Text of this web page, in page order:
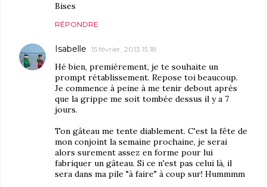
Bises
RÉPONDRE
Isabelle 15 février, 2013 15:18
Hé bien, premièrement, je te souhaite un
prompt rétablissement. Repose toi beaucoup.
Je commence à peine à me tenir debout après
que la grippe me soit tombée dessus il y a 7
jours.
Ton gâteau me tente diablement. C'est la fête de
mon conjoint la semaine prochaine, je serai
alors surement assez en forme pour lui
fabriquer un gâteau. Si ce n'est pas celui là, il
sera dans ma pile "à faire" à coup sur! Hummmm